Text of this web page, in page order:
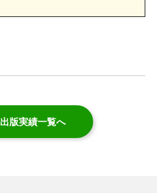
出版実績一覧へ